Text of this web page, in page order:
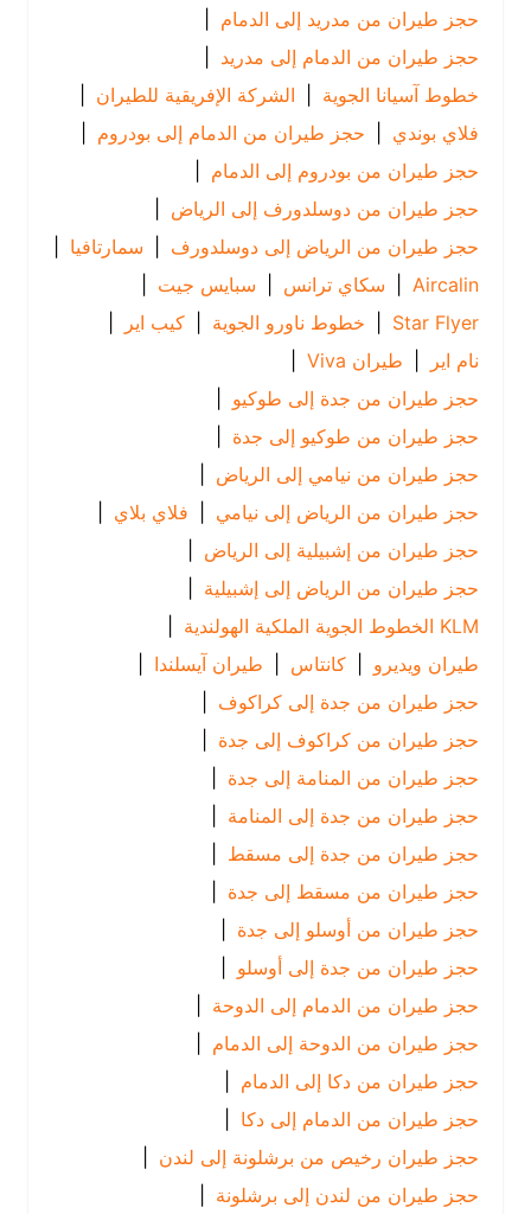
حجز طيران من مدريد إلى الدمام
|
حجز طيران من الدمام إلى مدريد |
خطوط آسيانا الجوية
| الشركة الإفريقية للطيران |
فلاي بوندي | حجز طيران من الدمام إلى بودروم |
حجز طيران من بودروم إلى الدمام
|
حجز طيران من دوسلدورف إلى الرياض
|
حجز طيران من الرياض إلى دوسلدورف | سمارتافيا
|
Aircalin
| سكاي ترانس | سبايس جيت
|
Star Flyer
| خطوط ناورو الجوية | كيب اير |
| طيران Viva
|
حجز طيران من جدة إلى طوكيو |
حجز طيران من طوكيو إلى جدة
حجز طيران من نيامي إلى الرياض
|
حجز طيران من الرياض إلى نيامي | فلاي بلاي
حجز طيران من إشبيلية إلى الرياض
|
حجز طيران من الرياض إلى إشبيلية |
|
طيران ويديرو
| كانتاس | طيران آيسلندا |
حجز طيران من جدة إلى كراكوف |
حجز طيران من كراكوف إلى جدة
حجز طيران من المنامة إلى جدة
حجز طيران من جدة إلى المنامة |
حجز طيران من جدة إلى مسقط |
حجز طيران من مسقط إلى جدة
حجز طيران من أوسلو إلى جدة
حجز طيران من جدة إلى أوسلو
|
حجز طيران من الدمام إلى الدوحة |
حجز طيران من الدوحة إلى الدمام
|
حجز طيران من دكا إلى الدمام
|
حجز طيران من الدمام إلى دكا |
حجز طيران رخيص من برشلونة إلى لندن
|
حجز طيران من لندن إلى برشلونة
|